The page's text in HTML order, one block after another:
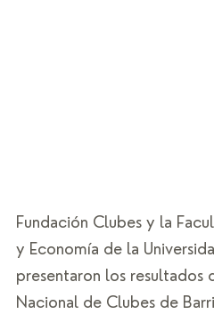
Fundación Clubes y la
y Economía de la
presentaron los resultados
Nacional de Clubes de